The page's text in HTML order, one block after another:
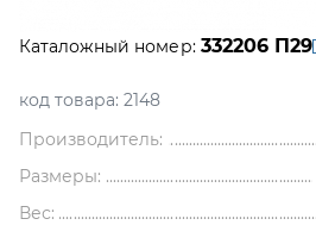
Каталожный номер: 332206 П29
код товара: 2148
Производитель:
Размеры:
Вес: